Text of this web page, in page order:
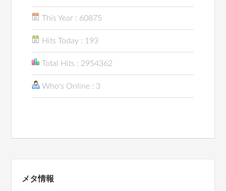
This Year : 60875
Hits Today : 193
Total Hits : 2954362
Who's Online : 3
メタ情報